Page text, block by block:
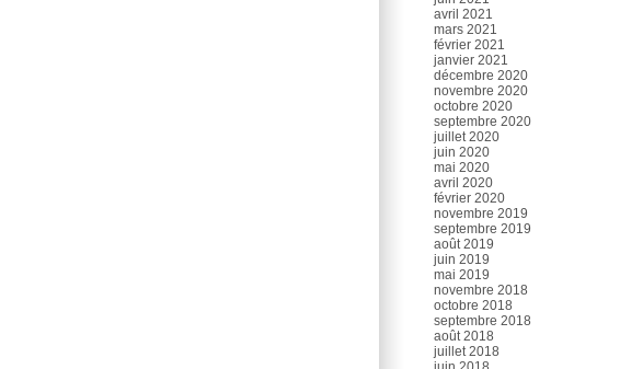
avril 2021
mars 2021
février 2021
janvier 2021
décembre 2020
novembre 2020
octobre 2020
septembre 2020
juillet 2020
juin 2020
mai 2020
avril 2020
février 2020
novembre 2019
septembre 2019
août 2019
juin 2019
mai 2019
novembre 2018
octobre 2018
septembre 2018
août 2018
juillet 2018